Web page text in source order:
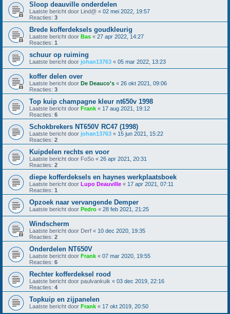
Sloop deauville onderdelen
Laatste bericht door Lind@ « 02 mei 2022, 19:57
Reacties: 3
Brede kofferdeksels goudkleurig
Laatste bericht door Bas « 27 apr 2022, 14:27
Reacties: 1
schuur op ruiming
Laatste bericht door johan13763 « 05 mar 2022, 13:23
koffer delen over
Laatste bericht door De Deauco's « 26 okt 2021, 09:06
Reacties: 3
Top kuip champagne kleur nt650v 1998
Laatste bericht door Frank « 17 aug 2021, 19:12
Reacties: 6
Schokbrekers NT650V RC47 (1998)
Laatste bericht door johan13763 « 15 jun 2021, 15:22
Reacties: 2
Kuipdelen rechts en voor
Laatste bericht door FoSo « 26 apr 2021, 20:31
Reacties: 2
diepe kofferdeksels en haynes werkplaatsboek
Laatste bericht door Lupo Deauville « 17 apr 2021, 07:11
Reacties: 1
Opzoek naar vervangende Demper
Laatste bericht door Pedro « 28 feb 2021, 21:25
Windscherm
Laatste bericht door Derf « 10 dec 2020, 19:35
Reacties: 2
Onderdelen NT650V
Laatste bericht door Frank « 07 mar 2020, 19:55
Reacties: 6
Rechter kofferdeksel rood
Laatste bericht door paulvankuik « 03 dec 2019, 22:16
Reacties: 4
Topkuip en zijpanelen
Laatste bericht door Frank « 17 okt 2019, 20:50